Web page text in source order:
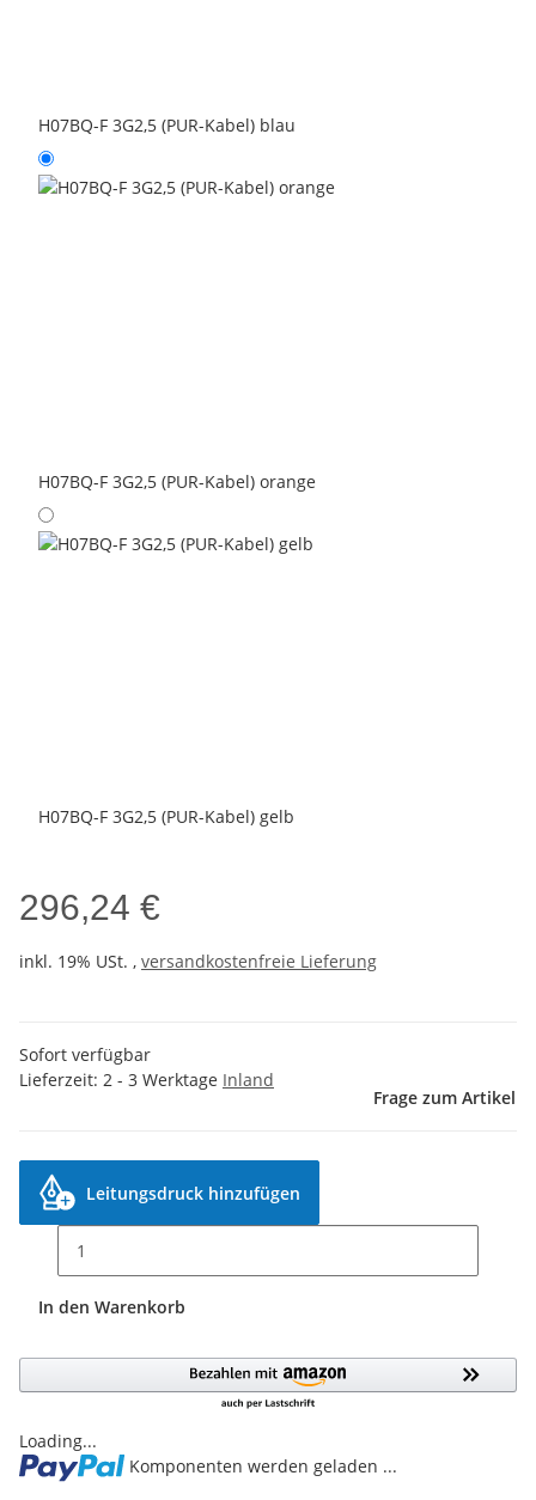
H07BQ-F 3G2,5 (PUR-Kabel) blau
H07BQ-F 3G2,5 (PUR-Kabel) orange
H07BQ-F 3G2,5 (PUR-Kabel) gelb
296,24 €
inkl. 19% USt. , versandkostenfreie Lieferung
Sofort verfügbar
Lieferzeit: 2 - 3 Werktage Inland
Frage zum Artikel
Leitungsdruck hinzufügen
In den Warenkorb
Loading...
Komponenten werden geladen ...